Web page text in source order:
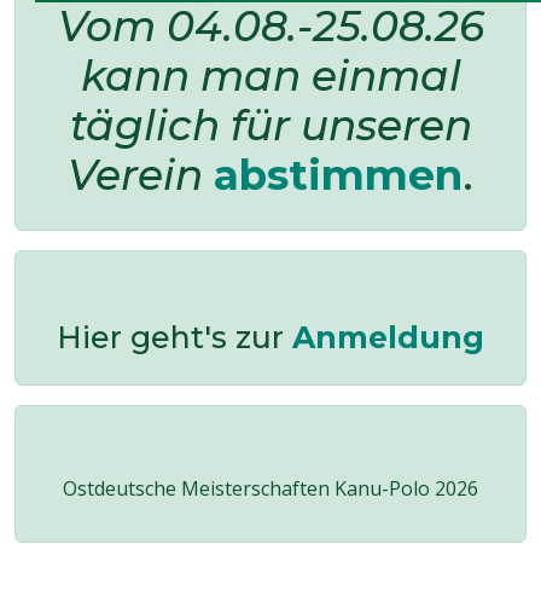
Vom 04.08.-25.08.26
kann man einmal
täglich für unseren
Verein abstimmen.
Hier geht's zur Anmeldung
Ostdeutsche Meisterschaften Kanu-Polo 2026